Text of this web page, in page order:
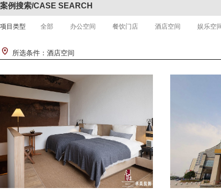
案例搜索/CASE SEARCH
项目类型 全部 办公空间 餐饮门店 酒店空间 娱乐空
所选条件：酒店空间